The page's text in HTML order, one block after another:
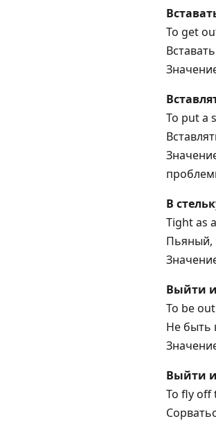
To get
To put a
В
Tight as
Пьяный,
Выйти
To be
Не быть
Выйти
To fly off